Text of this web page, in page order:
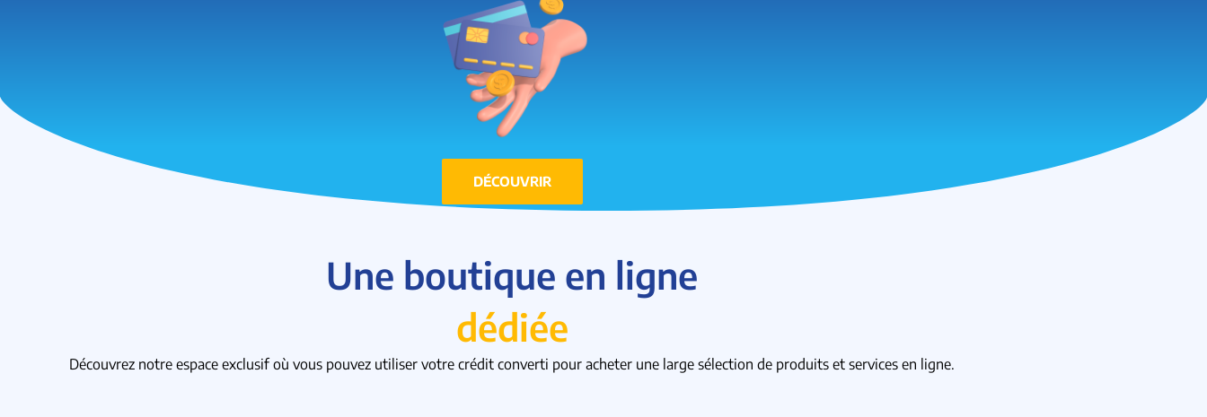
DÉCOUVRIR
Une boutique en ligne
dédiée
Découvrez notre espace exclusif où vous pouvez utiliser votre crédit converti pour acheter une large sélection de produits et services en ligne.